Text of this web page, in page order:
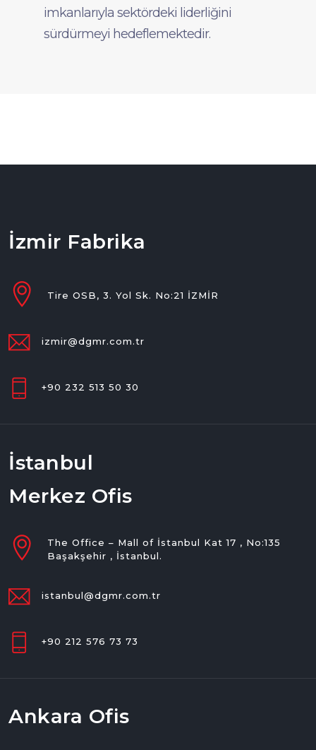
imkanlarıyla sektördeki liderliğini
sürdürmeyi hedeflemektedir.
İzmir Fabrika
Tire OSB, 3. Yol Sk. No:21 İZMİR
izmir@dgmr.com.tr
+90 232 513 50 30
İstanbul
Merkez Ofis
The Office – Mall of İstanbul Kat 17 , No:135
Başakşehir , İstanbul.
istanbul@dgmr.com.tr
+90 212 576 73 73
Ankara Ofis